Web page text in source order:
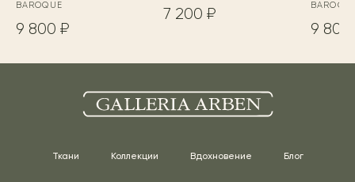
BAROQUE
9 800 ₽
7 200 ₽
9 800
Ткани Коллекции Вдохновение Блог